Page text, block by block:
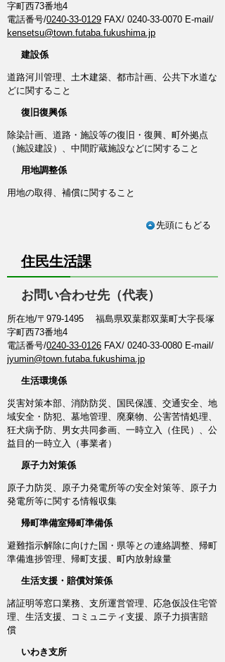
字町西73番地4
電話番号/0240-33-0129 FAX/ 0240-33-0070 E-mail/
kensetsu@town.futaba.fukushima.jp
建設係
道路河川管理、土木建築、都市計画、公共下水道な
どに関すること
復旧復興係
除染計画、道路・施設等の復旧・復興、町外拠点
（施設建設）、中間貯蔵施設などに関すること
用地調整係
用地の取得、補償に関すること
先頭にもどる
住民生活課
お問い合わせ先（代表）
所在地/〒979-1495 福島県双葉郡双葉町大字長塚
字町西73番地4
電話番号/0240-33-0126 FAX/ 0240-33-0080 E-mail/
jyumin@town.futaba.fukushima.jp
生活環境係
災害対策本部、消防防災、国民保護、交通安全、地
域安全・防犯、墓地管理、廃棄物、公害苦情処理、
狂犬病予防、男女共同参画、一時立入（住民）、公
益目的一時立入（事業者）
原子力対策係
原子力防災、原子力発電所等の安全対策等、原子力
発電所等に関する情報収集
帰町準備室帰町準備係
避難指示解除に向けた国・県等との連絡調整、帰町
準備進捗管理、帰町支援、町内放射線量
生活支援・賠償対策係
諸証明等窓口業務、支所運営管理、応急仮設住宅管
理、生活支援、コミュニティ支援、原子力損害賠
償
いわき支所